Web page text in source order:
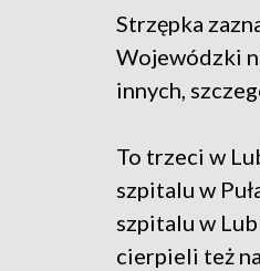
Strzępka
Wojewódzki
innych,
To trzeci w
szpitalu w
szpitalu w
cierpieli też